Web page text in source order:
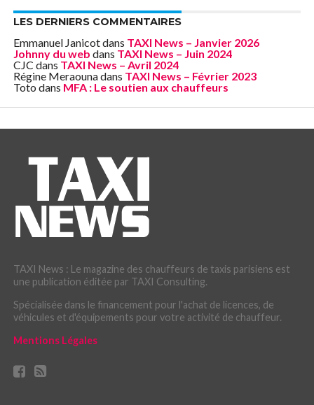
LES DERNIERS COMMENTAIRES
Emmanuel Janicotdans TAXI News – Janvier 2026
Johnny du web dans TAXI News – Juin 2024
CJC dans TAXI News – Avril 2024
Régine Meraounadans TAXI News – Février 2023
Toto dans MFA : Le soutien aux chauffeurs
TAXI News : Le magazine des chauffeurs de taxis parisiens est
une publication éditée par TAXI Consulting.
Spécialisée dans le financement pour l'achat de licences, de
véhicules et d'équipements pour votre activité de chauffeur.
Mentions Légales